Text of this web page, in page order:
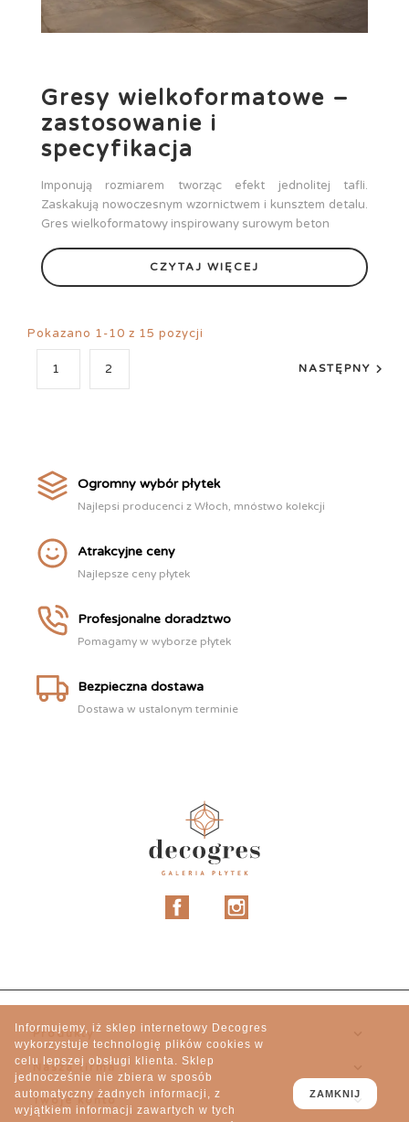
Gresy wielkoformatowe –
zastosowanie i
specyfikacja
Imponują rozmiarem tworząc efekt jednolitej tafli.
Zaskakują nowoczesnym wzornictwem i kunsztem detalu.
Gres wielkoformatowy inspirowany surowym beton
CZYTAJ WIĘCEJ
Pokazano 1-10 z 15 pozycji
1 2 NASTĘPNY 
Ogromny wybór płytek
Najlepsi producenci z Włoch, mnóstwo kolekcji
Atrakcyjne ceny
Najlepsze ceny płytek
Profesjonalne doradztwo
Pomagamy w wyborze płytek
Bezpieczna dostawa
Dostawa w ustalonym terminie
Facebook
Produkty
Nasza firma
Twoje konto 
Informujemy, iż sklep internetowy Decogres
wykorzystuje technologię plików cookies w
celu lepszej obsługi klienta. Sklep
jednocześnie nie zbiera w sposób
automatyczny żadnych informacji, z
wyjątkiem informacji zawartych w tych
ZAMKNIJ